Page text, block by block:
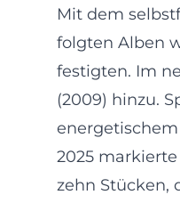
Mit dem
folgten Alben
festigten. Im
(2009) hinzu.
2025
zehn Stücken,